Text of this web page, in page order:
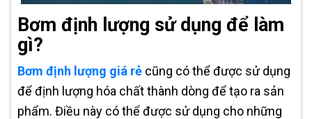
Bơm định lượng sử dụng để làm
gì?
Bơm định lượng giá rẻ cũng có thể được sử dụng
để định lượng hóa chất thành dòng để tạo ra sản
phẩm. Điều này có thể được sử dụng cho những